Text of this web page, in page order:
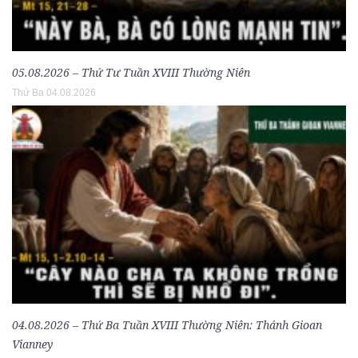
05.08.2026 – Thứ Tư Tuần XVIII Thường Niên
Thứ Ba 04.08.2026
04.08.2026 – Thứ Ba Tuần XVIII Thường Niên: Thánh Gioan
Vianney